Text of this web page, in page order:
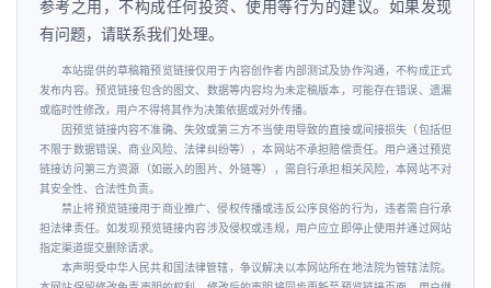
参考之用，不构成任何投资、使用等行为的建议。如果发现
有问题，请联系我们处理。
本站提供的草稿箱预览链接仅用于内容创作者内部测试及协作沟通，不构成正式
发布内容。预览链接包含的图文、数据等内容均为未定稿版本，可能存在错误、遗漏
或临时性修改，用户不得将其作为决策依据或对外传播。
因预览链接内容不准确、失效或第三方不当使用导致的直接或间接损失（包括但
不限于数据错误、商业风险、法律纠纷等），本网站不承担赔偿责任。用户通过预览
链接访问第三方资源（如嵌入的图片、外链等），需自行承担相关风险，本网站不对
其安全性、合法性负责。
禁止将预览链接用于商业推广、侵权传播或违反公序良俗的行为，违者需自行承
担法律责任。如发现预览链接内容涉及侵权或违规，用户应立即停止使用并通过网站
指定渠道提交删除请求。
本声明受中华人民共和国法律管辖，争议解决以本网站所在地法院为管辖法院。